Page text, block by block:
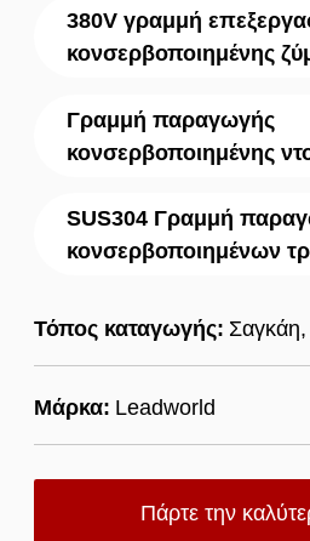
380V γραμμή
κονσερβοποιημένης
Γραμμή παραγωγής
κονσερβοποιημένης
SUS304 Γραμμή
κονσερβοποιημένων
Τόπος καταγωγής: Σαγκάη,
Μάρκα: Leadworld
Πάρτε την